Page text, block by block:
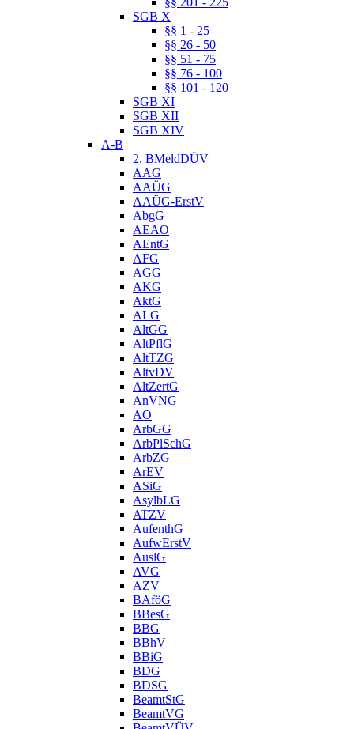
SGB X
§§ 1 - 25
§§ 26 - 50
§§ 51 - 75
§§ 76 - 100
§§ 101 - 120
SGB XI
SGB XII
SGB XIV
A-B
2. BMeldDÜV
AAG
AAÜG
AAÜG-ErstV
AbgG
AEAO
AEntG
AFG
AGG
AKG
AktG
ALG
AltGG
AltPflG
AltTZG
AltvDV
AltZertG
AnVNG
AO
ArbGG
ArbPlSchG
ArbZG
ArEV
ASiG
AsylbLG
ATZV
AufenthG
AufwErstV
AuslG
AVG
AZV
BAföG
BBesG
BBG
BBhV
BBiG
BDG
BDSG
BeamtStG
BeamtVG